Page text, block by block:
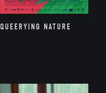
QUEERYING NATURE